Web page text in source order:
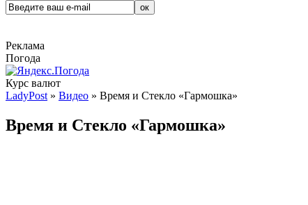
Реклама
Погода
Курс валют
LadyPost » Видео » Время и Стекло «Гармошка»
Время и Стекло «Гармошка»